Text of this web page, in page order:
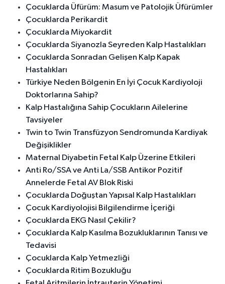
Çocuklarda Üfürüm: Masum ve Patolojik Üfürümler
Çocuklarda Perikardit
Çocuklarda Miyokardit
Çocuklarda Siyanozla Seyreden Kalp Hastalıkları
Çocuklarda Sonradan Gelişen Kalp Kapak
Hastalıkları
Türkiye Neden Bölgenin En İyi Çocuk Kardiyoloji
Doktorlarına Sahip?
Kalp Hastalığına Sahip Çocukların Ailelerine
Tavsiyeler
Twin to Twin Transfüzyon Sendromunda Kardiyak
Değişiklikler
Maternal Diyabetin Fetal Kalp Üzerine Etkileri
Anti Ro/SSA ve Anti La/SSB Antikor Pozitif
Annelerde Fetal AV Blok Riski
Çocuklarda Doğuştan Yapısal Kalp Hastalıkları
Çocuk Kardiyolojisi Bilgilendirme İçeriği
Çocuklarda EKG Nasıl Çekilir?
Çocuklarda Kalp Kasılma Bozukluklarının Tanısı ve
Tedavisi
Çocuklarda Kalp Yetmezliği
Çocuklarda Ritim Bozukluğu